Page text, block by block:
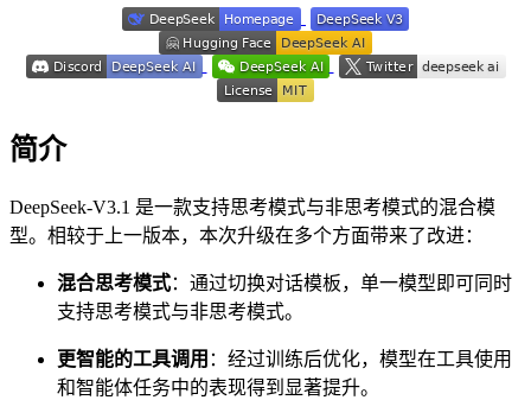
简介
DeepSeek-V3.1 是一款支持思考模式与非思考模式的混合模
型。相较于上一版本，本次升级在多个方面带来了改进：
混合思考模式：通过切换对话模板，单一模型即可同时
支持思考模式与非思考模式。
更智能的工具调用 ：经过训练后优化，模型在工具使用
和智能体任务中的表现得到显著提升。